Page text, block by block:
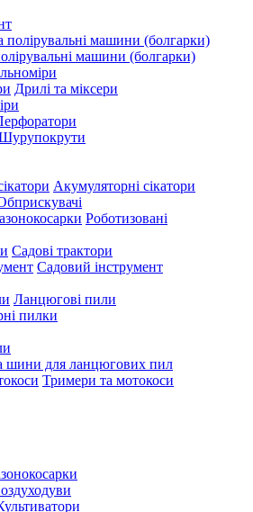
машини (болгарки)
Дрилі та міксери
Акумуляторні сікатори
Роботизовані
Садові трактори
Садовий інструмент
Ланцюгові пили
пилки
шини для ланцюгових пил
Тримери та мотокоси